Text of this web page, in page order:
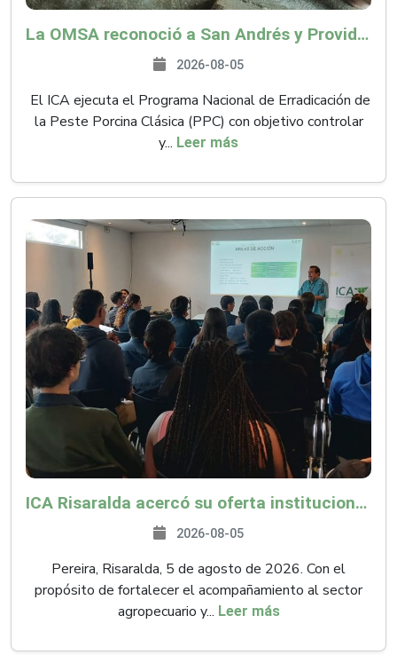
La OMSA reconoció a San Andrés y Providencia como zona libre de Peste Porcina Clásica (PPC)
2026-08-05
El ICA ejecuta el Programa Nacional de Erradicación de
la Peste Porcina Clásica (PPC) con objetivo controlar
y... Leer más
ICA Risaralda acercó su oferta institucional a productores y emprendedores en Expocamello
2026-08-05
Pereira, Risaralda, 5 de agosto de 2026. Con el
propósito de fortalecer el acompañamiento al sector
agropecuario y... Leer más